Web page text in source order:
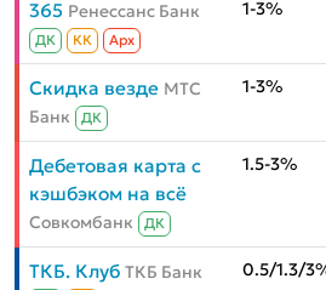
365 Ренессанс Банк
ДК КК Aрх
1-3%
Скидка везде МТС
Банк
ДК
1-3%
Дебетовая карта с
кэшбэком на всё
Совкомбанк ДК
1.5-3%
ТКБ. Клуб ТКБ Банк 0.5/1.3/